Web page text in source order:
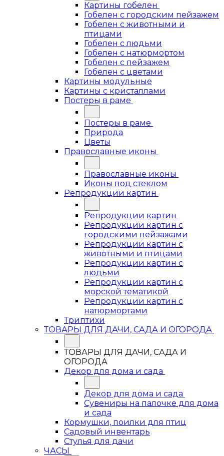
Картины гобелен
Гобелен с городским пейзажем
Гобелен с животными и
птицами
Гобелен с людьми
Гобелен с натюрмортом
Гобелен с пейзажем
Гобелен с цветами
Картины модульные
Картины с кристаллами
Постеры в раме
Постеры в раме
Природа
Цветы
Православные иконы
Православные иконы
Иконы под стеклом
Репродукции картин
Репродукции картин
Репродукции картин с
городскими пейзажами
Репродукции картин с
животными и птицами
Репродукции картин с
людьми
Репродукции картин с
морской тематикой
Репродукции картин с
натюрмортами
Триптихи
ТОВАРЫ ДЛЯ ДАЧИ, САДА И ОГОРОДА
ТОВАРЫ ДЛЯ ДАЧИ, САДА И
ОГОРОДА
Декор для дома и сада
Декор для дома и сада
Сувениры на палочке для дома
и сада
Кормушки, поилки для птиц
Садовый инвентарь
Стулья для дачи
ЧАСЫ